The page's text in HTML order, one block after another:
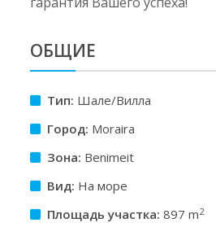
ОБЩИЕ
Тип: Шале/Вилла
Город: Moraira
Зона: Benimeit
Вид: На море
Площадь участкa: 897 m2